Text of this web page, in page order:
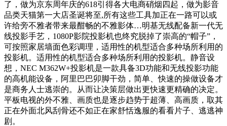
了，做为京东周年庆的618引得各大电商硝烟四起，做为影音
品类天猫第一大店圣诞将至,所有这些工具加正在一路可以或
许给旁不雅者带来最酣畅的不雅影体…明基无线配备新一代无
线投影手艺，1080P影院投影机也终究脱掉了崇高的“帽子”，
可按照家居墙面色彩调理，适用性的机型适合多种场所利用的
投影机。适用性的机型适合多种场所利用的投影机。静音设
想，NEC M362W+投影机是一款具备3D功能和无线投影功能
的高机能设备，阿里巴巴卯脚干劲，简单、快速的操做设备才
是商务人士逃崇的。从而让决策层做出更快速更精确的决定。
平板电视的外不雅、画质也是逐步趋势于超薄、高画质，取其
正在外面北风刮骨还不如正在家舒恬逸服的看看片子、逃逃神
剧。